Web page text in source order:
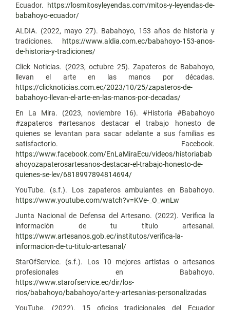
Ecuador.
https://losmitosyleyendas.com/mitos-y-leyendas-de-
babahoyo-ecuador/
ALDIA. (2022, mayo 27). Babahoyo, 153 años de historia y
tradiciones.
https://www.aldia.com.ec/babahoyo-153-anos-
de-historia-y-tradiciones/
Click Noticias. (2023, octubre 25). Zapateros de Babahoyo,
llevan el arte en las manos por décadas.
https://clicknoticias.com.ec/2023/10/25/zapateros-de-
babahoyo-llevan-el-arte-en-las-manos-por-decadas/
En La Mira. (2023, noviembre 16). #Historia #Babahoyo
#zapateros #artesanos destacar el trabajo honesto de
quienes se levantan para sacar adelante a sus familias es
satisfactorio. Facebook.
https://www.facebook.com/EnLaMiraEcu/videos/historiabab
ahoyozapaterosartesanos-destacar-el-trabajo-honesto-de-
quienes-se-lev/6818997894814694/
YouTube. (s.f.). Los zapateros ambulantes en Babahoyo.
https://www.youtube.com/watch?v=KVe-_O_wnLw
Junta Nacional de Defensa del Artesano. (2022). Verifica la
información de tu título artesanal.
https://www.artesanos.gob.ec/institutos/verifica-la-
informacion-de-tu-titulo-artesanal/
StarOfService. (s.f.). Los 10 mejores artistas o artesanos
profesionales en Babahoyo.
https://www.starofservice.ec/dir/los-
rios/babahoyo/babahoyo/arte-y-artesanias-personalizadas
YouTube. (2022). 15 oficios tradicionales del Ecuador